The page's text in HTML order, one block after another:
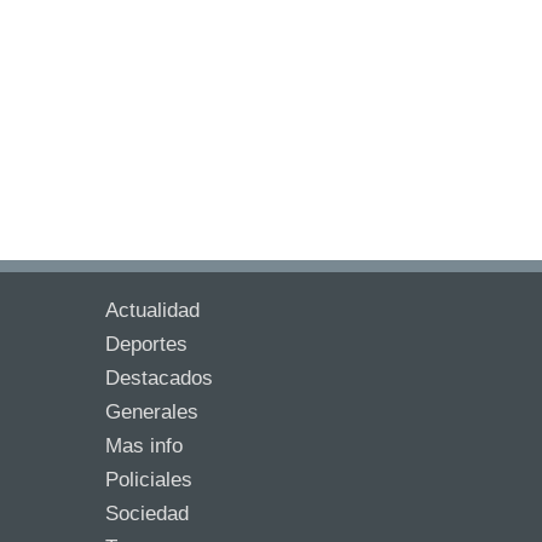
Actualidad
Deportes
Destacados
Generales
Mas info
Policiales
Sociedad